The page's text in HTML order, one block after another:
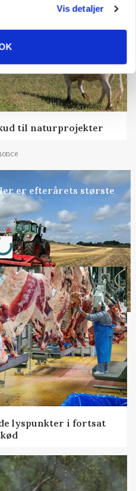
Vis detaljer
til naturprojekter
er efterårets største
lyspunkter i fortsat